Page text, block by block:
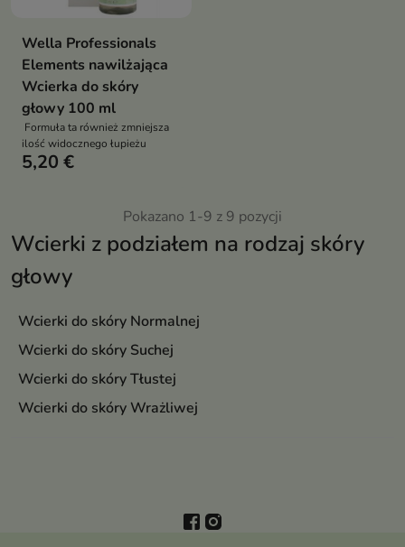
Wcierki z podziałem na rodzaj skóry
głowy
Wcierki do skóry Normalnej
Wcierki do skóry Suchej
Wcierki do skóry Tłustej
Wcierki do skóry Wrażliwej
Wella Professionals
Elements nawilżająca
Wcierka do skóry
głowy 100 ml
Formuła ta również zmniejsza
ilość widocznego łupieżu
5,20 €
Pokazano 1-9 z 9 pozycji